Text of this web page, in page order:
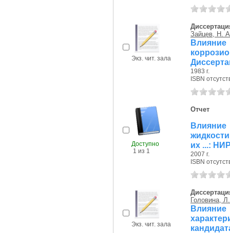
Экз. чит. зала
Зайцев, Н.
Влияние
1983 г.
ISBN
Доступно
1 из 1
Отчет
их ...:
2007 г.
ISBN
Экз. чит. зала
Головина,
Влияние